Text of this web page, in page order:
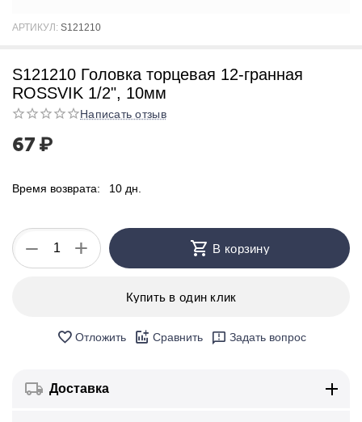
АРТИКУЛ: S121210
S121210 Головка торцевая 12-гранная
ROSSVIK 1/2", 10мм
Написать отзыв
67 ₽
Время возврата: 10 дн.
+
− В корзину
Купить в один клик
Отложить Сравнить Задать вопрос
Доставка